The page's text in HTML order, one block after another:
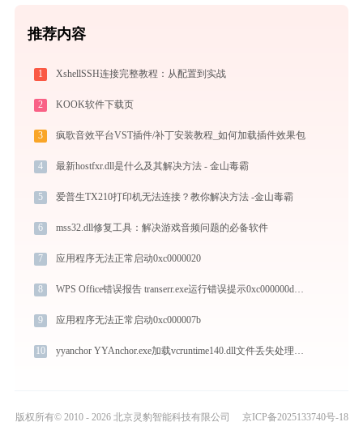
推荐内容
1 XshellSSH连接完整教程：从配置到实战
2 KOOK软件下载页
3 疯歌音效平台VST插件/补丁安装教程_如何加载插件效果包
4 最新hostfxr.dll是什么及其解决方法 - 金山毒霸
5 爱普生TX210打印机无法连接？教你解决方法 -金山毒霸
6 mss32.dll修复工具：解决游戏音频问题的必备软件
7 应用程序无法正常启动0xc0000020
8 WPS Office错误报告 transerr.exe运行错误提示0xc000000d的解决办法
9 应用程序无法正常启动0xc000007b
10 yyanchor YYAnchor.exe加载vcruntime140.dll文件丢失处理办法
版权所有© 2010 - 2026 北京灵豹智能科技有限公司 京ICP备2025133740号-18